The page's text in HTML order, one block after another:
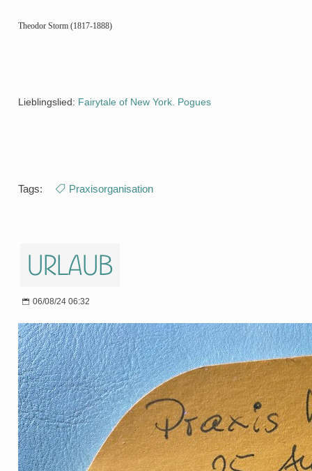
Theodor Storm (1817-1888)
Lieblingslied: Fairytale of New York. Pogues
Tags: Praxisorganisation
Urlaub
06/08/24 06:32